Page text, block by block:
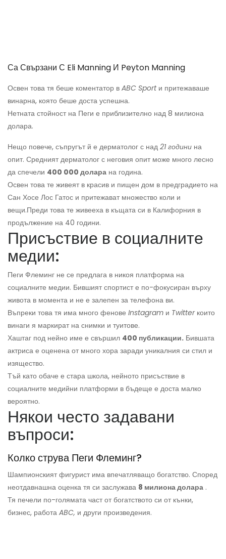
Са Свързани С Eli Manning И Peyton Manning
Освен това тя беше коментатор в ABC Sportи притежаваше
винарна, която беше доста успешна.
Нетната стойност на Пеги е приблизително над 8 милиона
долара.
Нещо повече, съпругът й е дерматолог с над 21 години на
опит. Средният дерматолог с неговия опит може много лесно
да спечели 400 000 долара на година.
Освен това те живеят в красив и пищен дом в предградието на
Сан Хосе Лос Гатос и притежават множество коли и
вещи.Преди това те живееха в къщата си в Калифорния в
продължение на 40 години.
Присъствие в социалните
медии:
Пеги Флеминг не се предлага в никоя платформа на
социалните медии. Бившият спортист е по-фокусиран върху
живота в момента и не е залепен за телефона ви.
Въпреки това тя има много фенове Instagram и Twitterкоито
винаги я маркират на снимки и туитове.
Хаштаг под нейно име е свършил 400 публикации. Бившата
актриса е оценена от много хора заради уникалния си стил и
изящество.
Тъй като обаче е стара школа, нейното присъствие в
социалните медийни платформи в бъдеще е доста малко
вероятно.
Някои често задавани
въпроси:
Колко струва Пеги Флеминг?
Шампионският фигурист има впечатляващо богатство. Според
неотдавнашна оценка тя си заслужава 8 милиона долара .
Тя печели по-голямата част от богатството си от кънки,
бизнес, работа ABC, и други произведения.